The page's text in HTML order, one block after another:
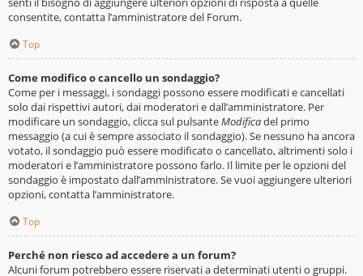
consentite, contatta l’amministratore del Forum.
Top
Come modifico o cancello un sondaggio?
Come per i messaggi, i sondaggi possono essere modificati e cancellati
solo dai rispettivi autori, dai moderatori e dall’amministratore. Per
modificare un sondaggio, clicca sul pulsanteModificadel primo
messaggio (a cui è sempre associato il sondaggio). Se nessuno ha ancora
votato, il sondaggio può essere modificato o cancellato, altrimenti solo i
moderatori e l’amministratore possono farlo. Il limite per le opzioni del
sondaggio è impostato dall’amministratore. Se vuoi aggiungere ulteriori
opzioni, contatta l’amministratore.
Top
Perché non riesco ad accedere a un forum?
Alcuni forum potrebbero essere riservati a determinati utenti o gruppi.